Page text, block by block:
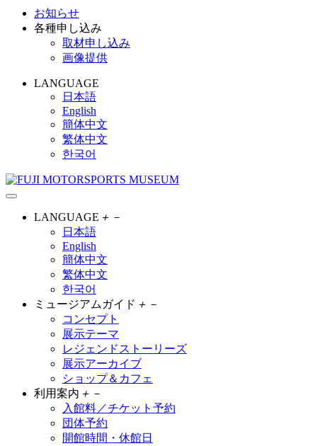
お知らせ
各種申し込み
取材申し込み
画像提供
LANGUAGE
日本語
English
簡体中文
繁体中文
한국어
LANGUAGE ＋ －
日本語
English
簡体中文
繁体中文
한국어
ミュージアムガイド ＋ －
コンセプト
展示テーマ
レジェンドストーリーズ
展示アーカイブ
ショップ＆カフェ
利用案内 ＋ －
入館料／チケット予約
団体予約
開館時間・休館日